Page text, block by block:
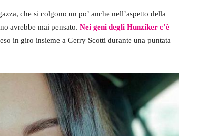
che si colgono un po’ anche nell’aspetto della
avrebbe mai pensato. Nei geni degli Hunziker c’è
in giro insieme a Gerry Scotti durante una puntata